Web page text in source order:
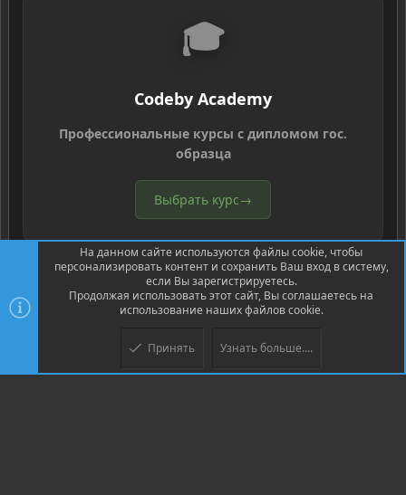
🎓
Codeby Academy
Профессиональные курсы с дипломом гос.
образца
Выбрать курс→
Community platform by XenForo ® © 2010-2026 XenForo Ltd.
© Jason Axelrod of 8WAYRUN
На данном сайте используются файлы cookie, чтобы
персонализировать контент и сохранить Ваш вход в систему,
если Вы зарегистрируетесь.
Продолжая использовать этот сайт, Вы соглашаетесь на
использование наших файлов cookie.
Принять Узнать больше....